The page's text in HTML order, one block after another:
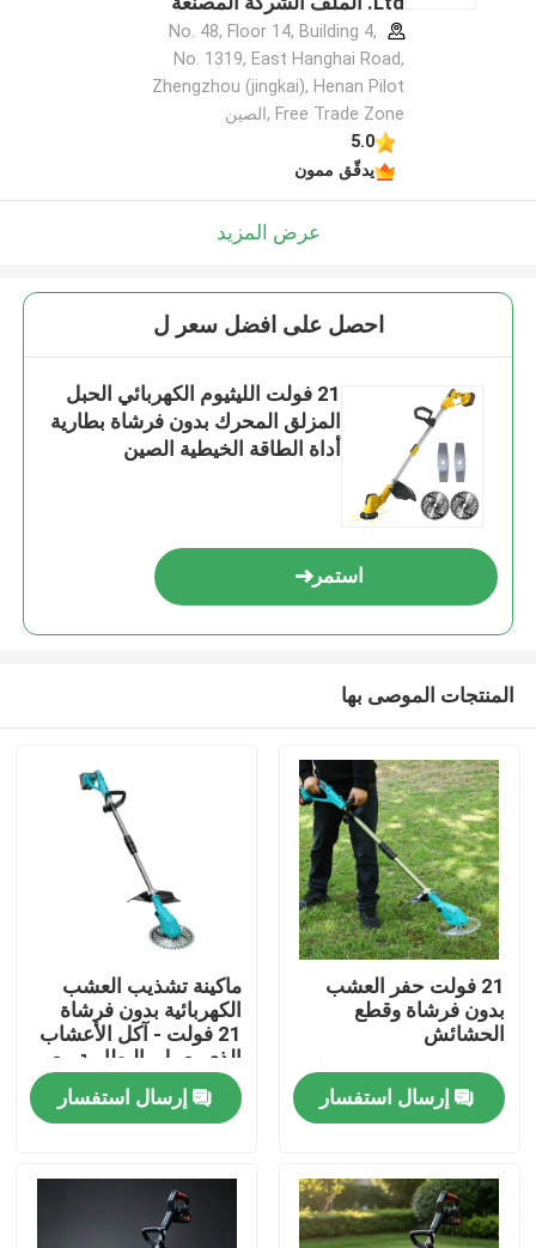
المنزل
فيديوهات
No. 48, Floor 14, Building 4,
No. 1319, East Hanghai Road,
Zhengzhou (jingkai), Henan Pilot
Free Trade Zone ,الصين
5.0
يدقّق ممون
عرض المزيد
احصل على افضل سعر ل
21 فولت الليثيوم الكهربائي الحبل
المزلق المحرك بدون فرشاة بطارية
أداة الطاقة الخيطية الصين
استمر
المنتجات الموصى بها
21 فولت حفر العشب
بدون فرشاة وقطع
الحشائش
إرسال استفسار
ماكينة تشذيب العشب
الكهربائية بدون فرشاة
21 فولت - آكل الأعشاب
الذي يعمل بالبطارية مع
رأس ماكينة تشذيب
كهربائية لاسلكية للتحكم
بيد واحدة
إرسال استفسار